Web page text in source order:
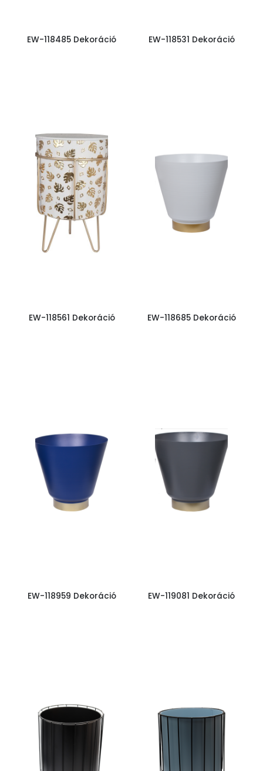
EW-118485 Dekoráció EW-118531 Dekoráció
EW-118561 Dekoráció EW-118685 Dekoráció
EW-118959 Dekoráció EW-119081 Dekoráció